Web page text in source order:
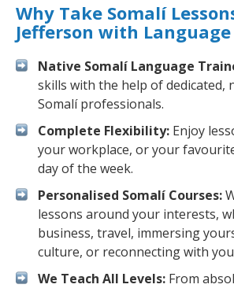
Why Take Somalí
Jefferson with
Native Somalí Language
skills with the help of dedicated,
Somalí professionals.
Complete Flexibility: Enjoy
your workplace, or your
day of the week.
Personalised Somalí Courses:
lessons around your interests,
business, travel, immersing
culture, or reconnecting with
We Teach All Levels: From